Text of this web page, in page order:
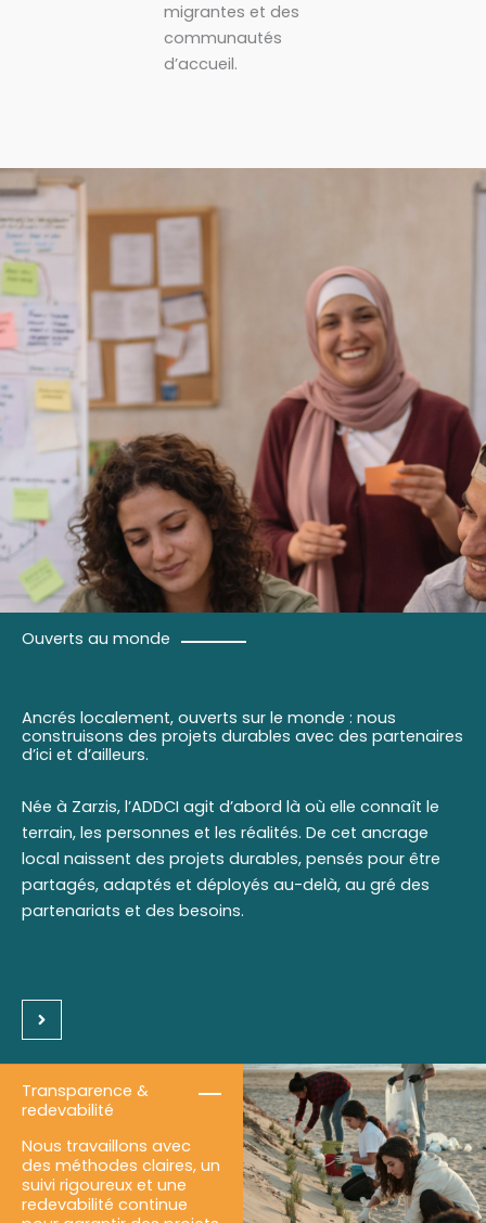
migrantes et des
communautés
d’accueil.
Ouverts au monde
Ancrés localement, ouverts sur le monde : nous
construisons des projets durables avec des partenaires
d’ici et d’ailleurs.
Née à Zarzis, l’ADDCI agit d’abord là où elle connaît le
terrain, les personnes et les réalités. De cet ancrage
local naissent des projets durables, pensés pour être
partagés, adaptés et déployés au-delà, au gré des
partenariats et des besoins.
Transparence &
redevabilité
Nous travaillons avec
des méthodes claires, un
suivi rigoureux et une
redevabilité continue